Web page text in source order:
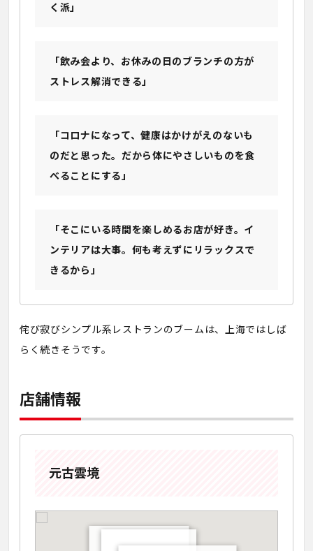
く派」
「飲み会より、お休みの日のブランチの方が
ストレス解消できる」
「コロナになって、健康はかけがえのないも
のだと思った。だから体にやさしいものを食
べることにする」
「そこにいる時間を楽しめるお店が好き。イ
ンテリアは大事。何も考えずにリラックスで
きるから」
侘び寂びシンプル系レストランのブームは、上海ではしば
らく続きそうです。
店舗情報
元古雲境